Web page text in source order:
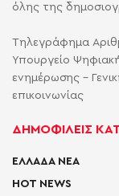
όλης της
Τηλεγράφημα
Υπουργείο
ενημέρωσης -
επικοινωνίας
ΔΗΜΟΦΙΛΕΙΣ
ΕΛΛΑΔΑ ΝΕΑ
HOT NEWS